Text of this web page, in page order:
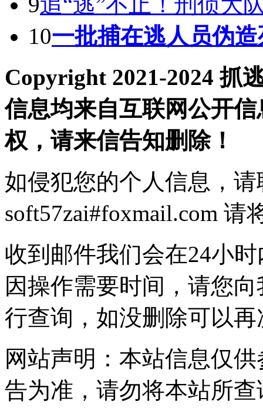
10一批捕在逃人员伪
Copyright 2021-2024 抓
信息均来自互联网公开
权，请来信告知删除！
如侵犯您的个人信息，
soft57zai#foxmail.com 请
收到邮件我们会在24小
因操作需要时间，请您
行查询，如没删除可以
网站声明：本站信息仅
告为准，请勿将本站所